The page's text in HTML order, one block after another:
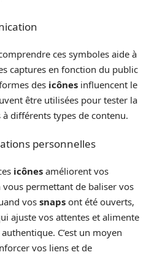
ces symboles aide à
captures en fonction du public
des icônes influencent le
être utilisées pour tester la
différents types de contenu.
personnelles
icônes améliorent vos
permettant de baliser vos
vos snaps ont été ouverts,
ajuste vos attentes et alimente
C’est un moyen
vos liens et de